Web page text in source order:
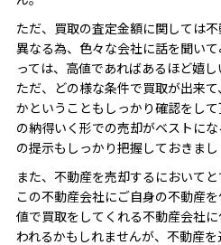
ただ、買取の査定金額に関しては
異なる為、色々な会社に話を聞い
っては、高値であればあるほど嬉し
ただ、どの様な条件で買取が出来
かということもしっかり確認をし
の納得いく形での売却がベストに
の提示もしっかり把握しておきまし
また、不動産を売却するにおいて
この不動産会社にご自身の不動産
値で買取をしてくれる不動産会社
われるかもしれませんが、不動産